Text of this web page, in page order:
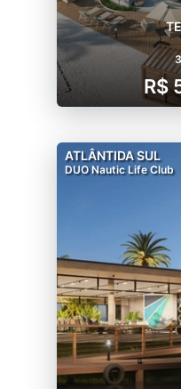
R$
ATLÂNTIDA SUL
DUO Nautic Life Club